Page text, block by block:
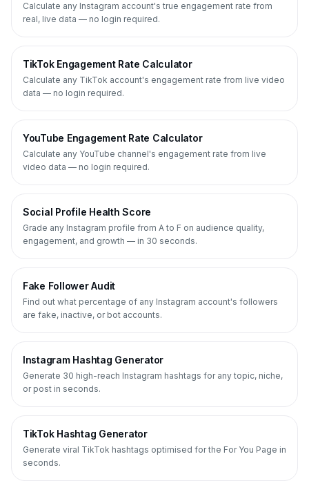
Calculate any Instagram account's true engagement rate from
real, live data — no login required.
TikTok Engagement Rate Calculator
Calculate any TikTok account's engagement rate from live video
data — no login required.
YouTube Engagement Rate Calculator
Calculate any YouTube channel's engagement rate from live
video data — no login required.
Social Profile Health Score
Grade any Instagram profile from A to F on audience quality,
engagement, and growth — in 30 seconds.
Fake Follower Audit
Find out what percentage of any Instagram account's followers
are fake, inactive, or bot accounts.
Instagram Hashtag Generator
Generate 30 high-reach Instagram hashtags for any topic, niche,
or post in seconds.
TikTok Hashtag Generator
Generate viral TikTok hashtags optimised for the For You Page in
seconds.